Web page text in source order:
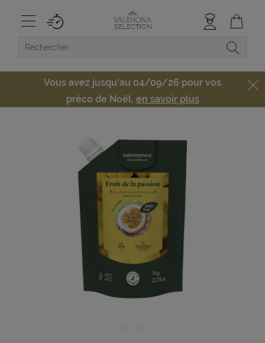
Vous avez jusqu'au 04/09/26 pour vos
préco de Noël, en savoir plus